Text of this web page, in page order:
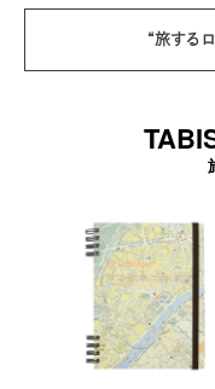
“旅する